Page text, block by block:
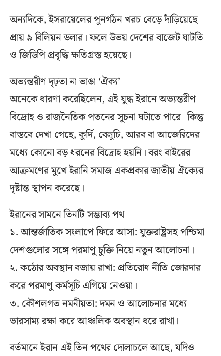
অন্যদিকে, ইসরায়েলের পুনর্গঠন খরচ বেড়ে দাঁড়িয়েছে
প্রায় ৯ বিলিয়ন ডলার। ফলে উভয় দেশের বাজেট ঘাটতি
ও জিডিপি প্রবৃদ্ধি ক্ষতিগ্রস্ত হয়েছে।
অভ্যন্তরীণ দৃঢ়তা না ভাঙা ‘ঐক্য’
অনেকে ধারণা করেছিলেন, এই যুদ্ধ ইরানে অভ্যন্তরীণ
বিদ্রোহ ও রাজনৈতিক পতনের সূচনা ঘটাতে পারে। কিন্তু
বাস্তবে দেখা গেছে, কুর্দি, বেলুচি, আরব বা আজেরিদের
মধ্যে কোনো বড় ধরনের বিদ্রোহ হয়নি। বরং বাইরের
আক্রমণের মুখে ইরানি সমাজ একপ্রকার জাতীয় ঐক্যের
দৃষ্টান্ত স্থাপন করেছে।
ইরানের সামনে তিনটি সম্ভাব্য পথ
১. আন্তর্জাতিক সংলাপে ফিরে আসা: যুক্তরাষ্ট্রসহ পশ্চিমা
দেশগুলোর সঙ্গে পরমাণু চুক্তি নিয়ে নতুন আলোচনা।
২. কঠোর অবস্থান বজায় রাখা: প্রতিরোধ নীতি জোরদার
করে পরমাণু কর্মসূচি এগিয়ে নেওয়া।
৩. কৌশলগত নমনীয়তা: দমন ও আলোচনার মধ্যে
ভারসাম্য রক্ষা করে আঞ্চলিক অবস্থান ধরে রাখা।
বর্তমানে ইরান এই তিন পথের দোলাচলে আছে, যদিও